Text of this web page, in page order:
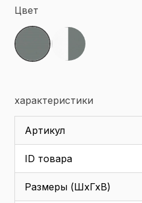
Цвет
характеристики
Артикул
ID товара
Размеры (ШхГхВ)